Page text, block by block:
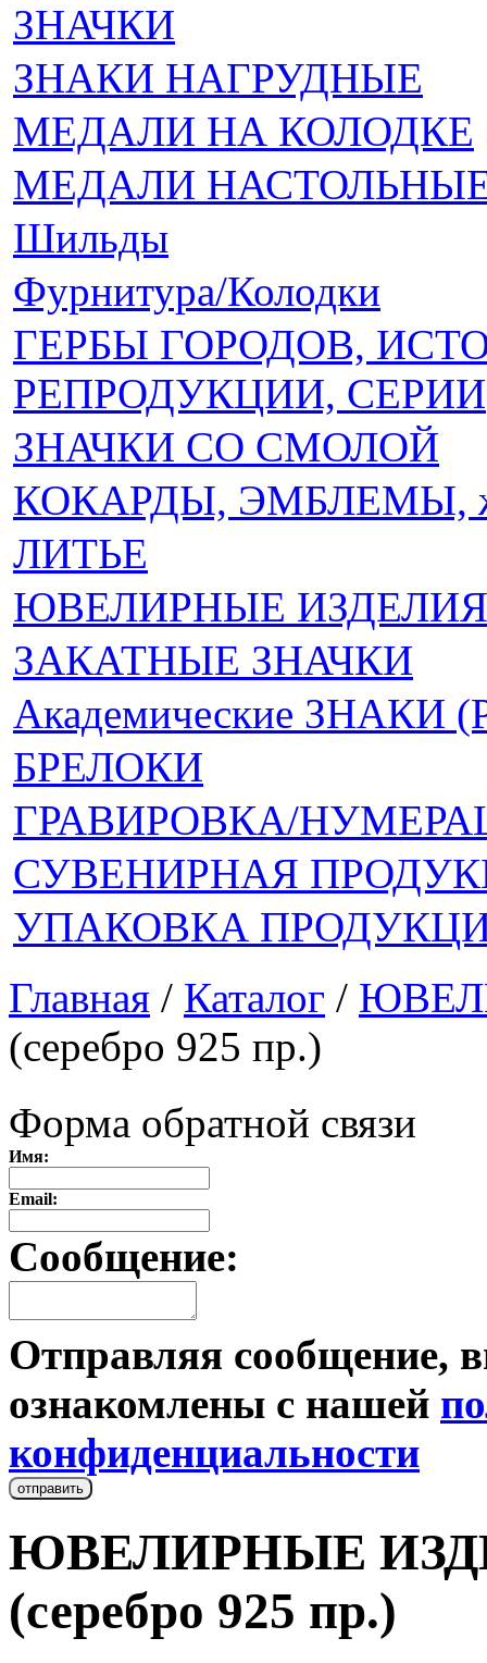
ЗНАЧКИ
ЗНАКИ НАГРУДНЫЕ
МЕДАЛИ НА КОЛОДКЕ
МЕДАЛИ НАСТОЛЬНЫЕ
Шильды
Фурнитура/Колодки
ГЕРБЫ ГОРОДОВ,
РЕПРОДУКЦИИ, СЕРИИ
ЗНАЧКИ СО СМОЛОЙ
КОКАРДЫ, ЭМБЛЕМЫ,
ЛИТЬЕ
ЮВЕЛИРНЫЕ ИЗДЕЛИЯ
ЗАКАТНЫЕ ЗНАЧКИ
Академические
БРЕЛОКИ
ГРАВИРОВКА/
СУВЕНИРНАЯ
УПАКОВКА
Главная / Каталог /
(серебро 925 пр.)
Форма обратной связи
Имя:
Email:
Сообщение:
Отправляя сообщение,
ознакомлены с нашей
конфиденциальности
ЮВЕЛИРНЫЕ
(серебро 925 пр.)